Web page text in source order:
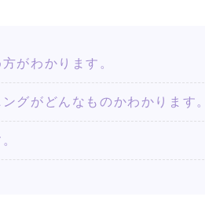
がわかります。
グがどんなものかわかります。